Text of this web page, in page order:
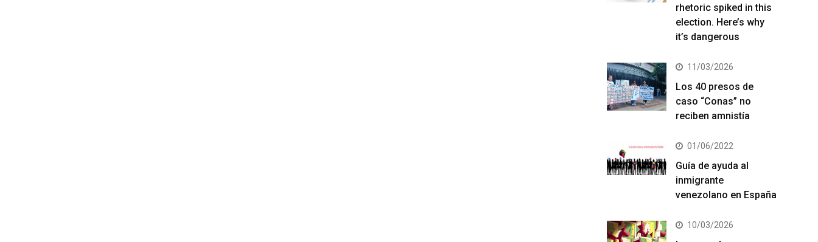
rhetoric spiked in this
election. Here’s why
it’s dangerous
11/03/2026
Los 40 presos de
caso “Conas” no
reciben amnistía
01/06/2022
Guía de ayuda al
inmigrante
venezolano en España
10/03/2026